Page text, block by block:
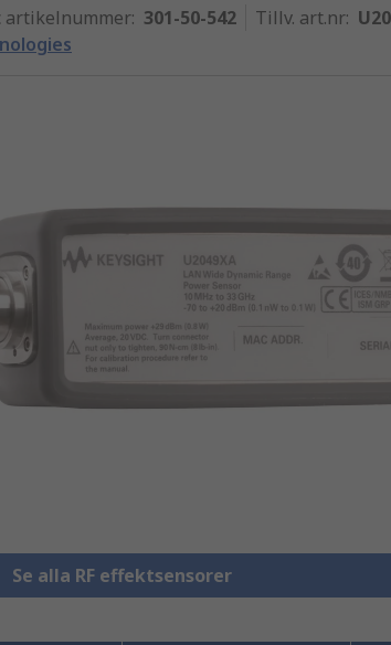
artikelnummer: 301-50-542 Tillv. art.nr:
Se alla RF effektsensorer